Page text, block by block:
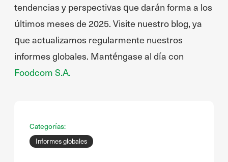
tendencias y perspectivas que darán forma a los
últimos meses de 2025. Visite nuestro blog, ya
que actualizamos regularmente nuestros
informes globales. Manténgase al día con
Foodcom S.A.
Categorías:
Informes globales